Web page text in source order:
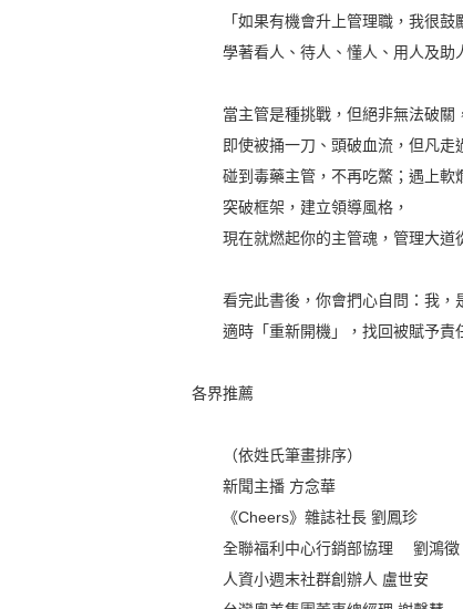
「如果有機會升上管理職，我很鼓
學著看人、待人、懂人、用人及助
當主管是種挑戰，但絕非無法破關
即使被捅一刀、頭破血流，但凡走
碰到毒藥主管，不再吃鱉；遇上軟
突破框架，建立領導風格，
現在就燃起你的主管魂，管理大道
看完此書後，你會捫心自問：我，
適時「重新開機」，找回被賦予責
各界推薦
（依姓氏筆畫排序）
新聞主播 方念華
《Cheers》雜誌社長 劉鳳珍
全聯福利中心行銷部協理 劉鴻徵
人資小週末社群創辦人 盧世安